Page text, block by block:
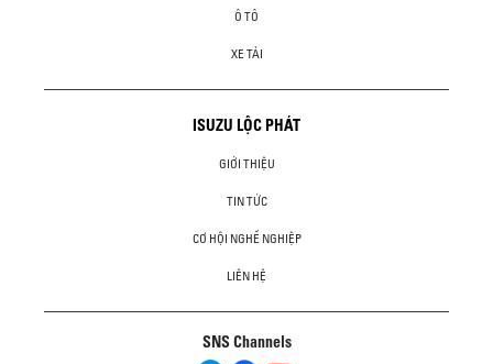
Ô TÔ
XE TẢI
ISUZU LỘC PHÁT
GIỚI THIỆU
TIN TỨC
CƠ HỘI NGHỀ NGHIỆP
LIÊN HỆ
SNS Channels